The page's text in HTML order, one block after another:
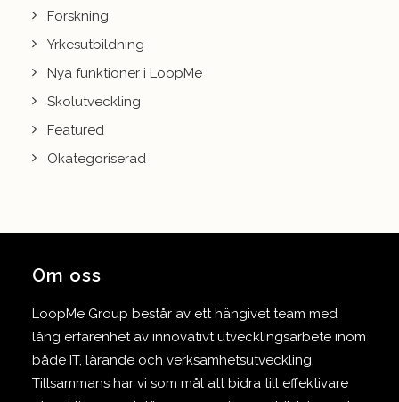
Forskning
Yrkesutbildning
Nya funktioner i LoopMe
Skolutveckling
Featured
Okategoriserad
Om oss
LoopMe Group består av ett hängivet team med
lång erfarenhet av innovativt utvecklingsarbete inom
både IT, lärande och verksamhetsutveckling.
Tillsammans har vi som mål att bidra till effektivare